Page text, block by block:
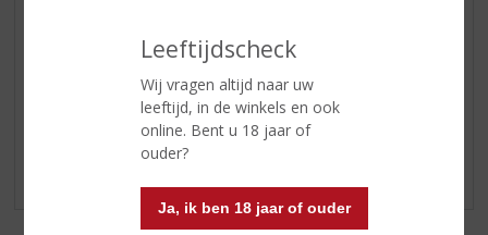
Leeftijdscheck
Wij vragen altijd naar uw
leeftijd, in de winkels en ook
online. Bent u 18 jaar of
ouder?
Ja, ik ben 18 jaar of ouder
Reviews
Schrijf een review